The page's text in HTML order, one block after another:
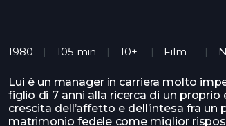
1980 105 min 10+ Film
Lui è un manager in carriera molto
figlio di 7 anni alla ricerca di un proprio
crescita dell’affetto e dell’intesa fra
matrimonio fedele come miglior